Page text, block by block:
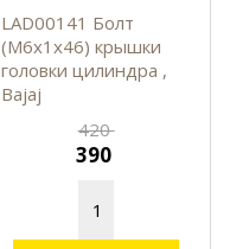
LAD00141 Болт
(М6х1х46) крышки
головки цилиндра ,
Bajaj
420
390